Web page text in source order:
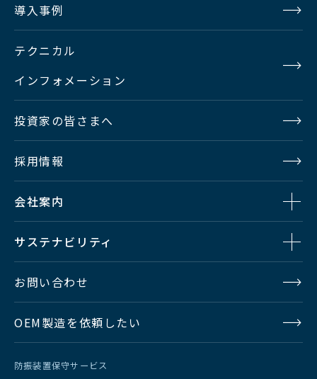
導入事例
テクニカル
インフォメーション
投資家の皆さまへ
採用情報
会社案内
サステナビリティ
お問い合わせ
OEM製造を依頼したい
防振装置保守サービス